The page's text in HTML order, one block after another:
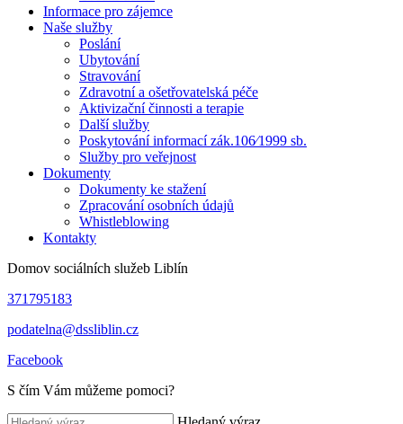
Informace pro zájemce
Naše služby
Poslání
Ubytování
Stravování
Zdravotní a ošetřovatelská péče
Aktivizační činnosti a terapie
Další služby
Poskytování informací zák.106⁄1999 sb.
Služby pro veřejnost
Dokumenty
Dokumenty ke stažení
Zpracování osobních údajů
Whistleblowing
Kontakty
Domov sociálních služeb Liblín
371795183
podatelna@dssliblin.cz
Facebook
S čím Vám můžeme pomoci?